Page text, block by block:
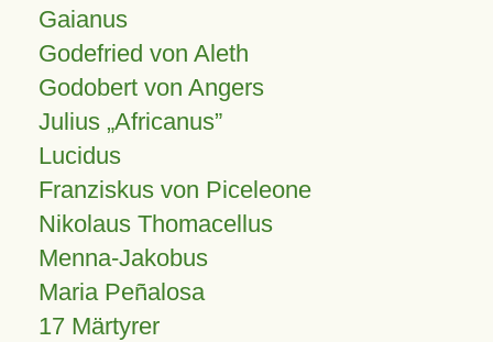
Gaianus
Godefried von Aleth
Godobert von Angers
Julius Africanus
Lucidus
Franziskus von Piceleone
Nikolaus Thomacellus
Menna-Jakobus
Maria Peñalosa
17 Märtyrer